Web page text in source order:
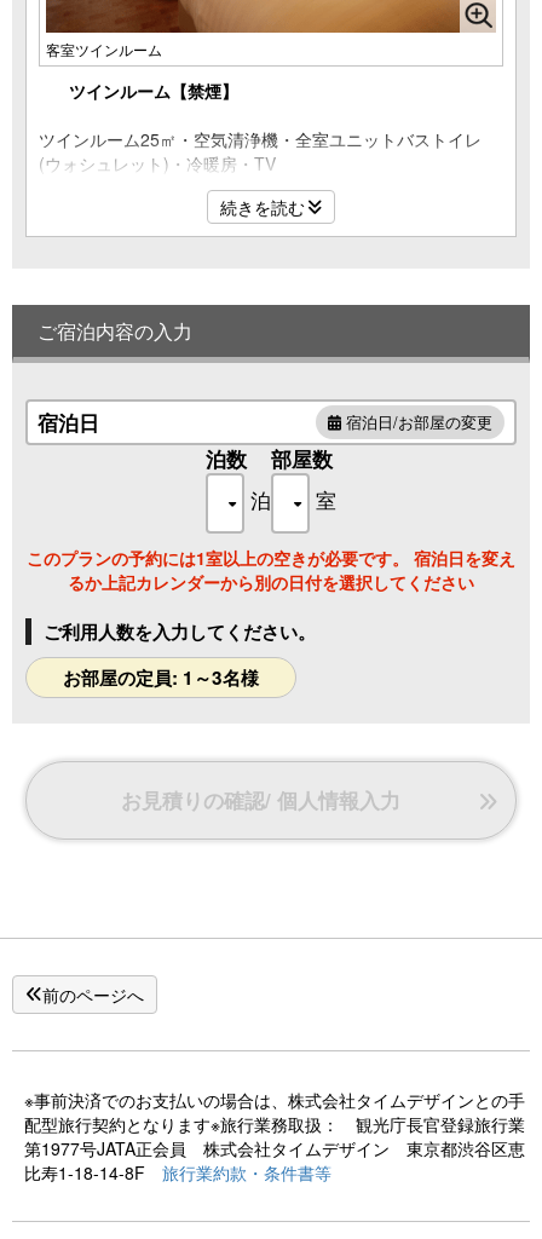
客室ツインルーム
ツインルーム【禁煙】
ツインルーム25㎡・空気清浄機・全室ユニットバストイレ
(ウォシュレット)・冷暖房・TV
続きを読む
ご宿泊内容の入力
宿泊日 宿泊日/お部屋の変更
泊数
泊
部屋数
室
このプランの予約には1室以上の空きが必要です。 宿泊日を変え
るか上記カレンダーから別の日付を選択してください
ご利用人数を入力してください。
お部屋の定員: 1～3名様
お見積りの確認/ 個人情報入力
前のページへ
※事前決済でのお支払いの場合は、株式会社タイムデザインとの手
配型旅行契約となります※旅行業務取扱： 観光庁長官登録旅行業
第1977号JATA正会員 株式会社タイムデザイン 東京都渋谷区恵
比寿1-18-14-8F 旅行業約款・条件書等